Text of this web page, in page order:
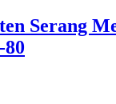
Serang